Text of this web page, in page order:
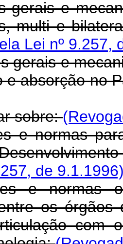
gerais e
multi e
Lei nº 9.257,
gerais e
e absorção no
sobre:
e normas
de
e normas
os órgãos
com